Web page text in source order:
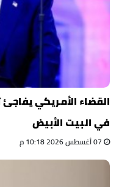
القضاء الأمريكي
في البيت الأبيض